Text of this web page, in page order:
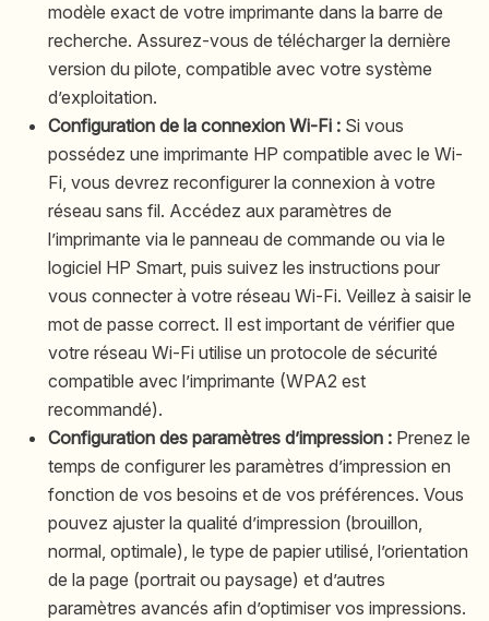
modèle exact de votre imprimante dans la barre de
recherche. Assurez-vous de télécharger la dernière
version du pilote, compatible avec votre système
d’exploitation.
Configuration de la connexion Wi-Fi : Si vous
possédez une imprimante HP compatible avec le Wi-
Fi, vous devrez reconfigurer la connexion à votre
réseau sans fil. Accédez aux paramètres de
l’imprimante via le panneau de commande ou via le
logiciel HP Smart, puis suivez les instructions pour
vous connecter à votre réseau Wi-Fi. Veillez à saisir le
mot de passe correct. Il est important de vérifier que
votre réseau Wi-Fi utilise un protocole de sécurité
compatible avec l’imprimante (WPA2 est
recommandé).
Configuration des paramètres d’impression : Prenez le
temps de configurer les paramètres d’impression en
fonction de vos besoins et de vos préférences. Vous
pouvez ajuster la qualité d’impression (brouillon,
normal, optimale), le type de papier utilisé, l’orientation
de la page (portrait ou paysage) et d’autres
paramètres avancés afin d’optimiser vos impressions.